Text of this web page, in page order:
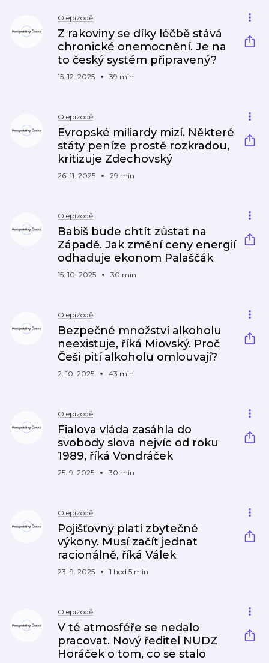
O epizodě
Z rakoviny se díky léčbě stává
chronické onemocnění. Je na
to český systém připravený?
15. 12. 2025 39 min
O epizodě
Evropské miliardy mizí. Některé
státy peníze prostě rozkradou,
kritizuje Zdechovský
26. 11. 2025 29 min
O epizodě
Babiš bude chtít zůstat na
Západě. Jak změní ceny energií
odhaduje ekonom Palaščák
15. 10. 2025 30 min
O epizodě
Bezpečné množství alkoholu
neexistuje, říká Miovský. Proč
Češi pití alkoholu omlouvají?
2. 10. 2025 43 min
O epizodě
Fialova vláda zasáhla do
svobody slova nejvíc od roku
1989, říká Vondráček
25. 9. 2025 30 min
O epizodě
Pojišťovny platí zbytečné
výkony. Musí začít jednat
racionálně, říká Válek
23. 9. 2025 1 hod 5 min
O epizodě
V té atmosféře se nedalo
pracovat. Nový ředitel NUDZ
Horáček o tom, co se stalo